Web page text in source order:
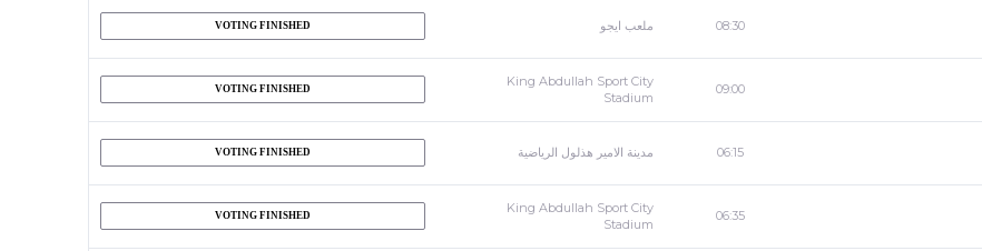
08:30 ملعب ايجو VOTING FINISHED
09:00
King Abdullah Sport City
Stadium
VOTING FINISHED
06:15 مدينة الامير هذلول الرياضية VOTING FINISHED
06:35
King Abdullah Sport City
Stadium
VOTING FINISHED